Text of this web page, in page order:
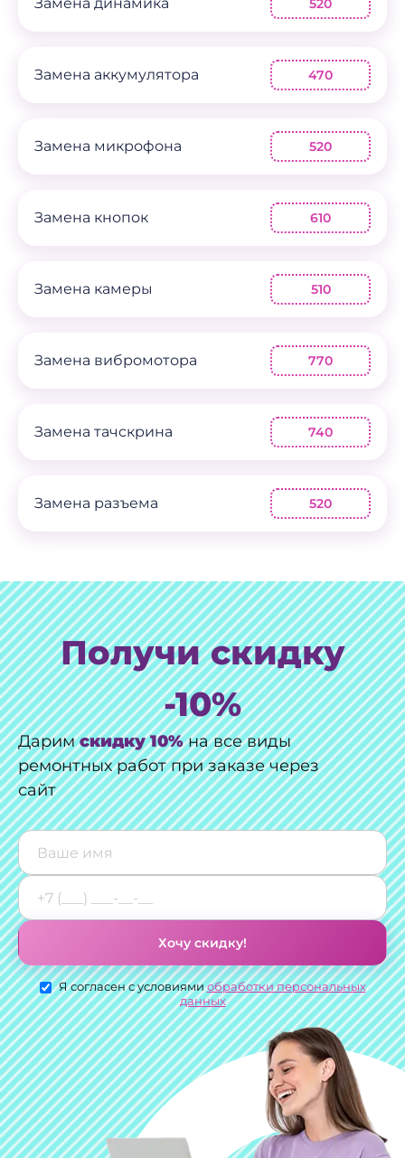
520
Замена аккумулятора 470
Замена микрофона 520
Замена кнопок 610
Замена камеры 510
Замена вибромотора 770
Замена тачскрина 740
Замена разъема 520
Получи скидку
-10%
Даримскидку 10%на все виды
ремонтных работ при заказе через
сайт
Хочу скидку!
Я согласен с условиямиобработки персональных
данных